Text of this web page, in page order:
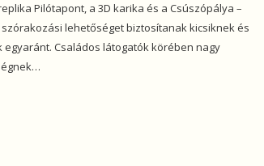
Pilótapont, a 3D karika és a Csúszópálya –
lehetőséget biztosítanak kicsiknek és
egyaránt. Családos látogatók körében nagy